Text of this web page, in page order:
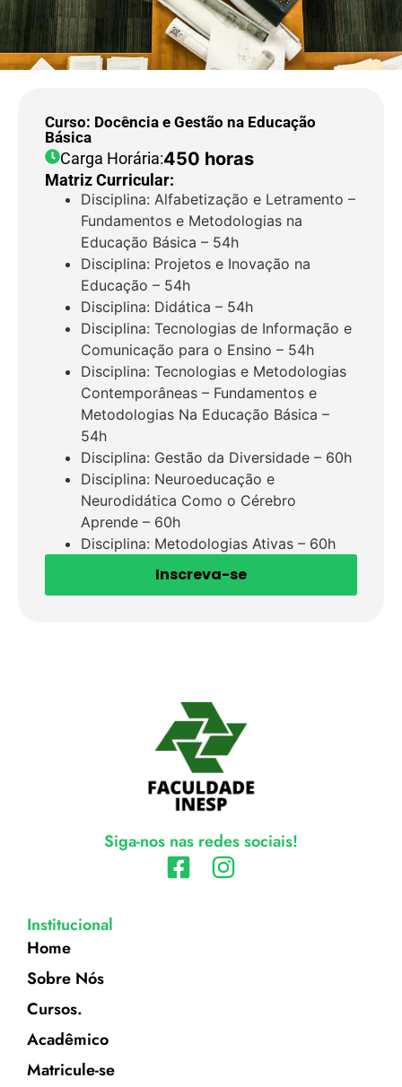
Curso: Docência e Gestão na Educação
Básica
Carga Horária:450 horas
Matriz Curricular:
Disciplina: Alfabetização e Letramento –
Fundamentos e Metodologias na
Educação Básica – 54h
Disciplina: Projetos e Inovação na
Educação – 54h
Disciplina: Didática – 54h
Disciplina: Tecnologias de Informação e
Comunicação para o Ensino – 54h
Disciplina: Tecnologias e Metodologias
Contemporâneas – Fundamentos e
Metodologias Na Educação Básica –
54h
Disciplina: Gestão da Diversidade – 60h
Disciplina: Neuroeducação e
Neurodidática Como o Cérebro
Aprende – 60h
Disciplina: Metodologias Ativas – 60h
Inscreva-se
Siga-nos nas redes sociais!
Institucional
Home
Sobre Nós
Cursos.
Acadêmico
Matricule-se